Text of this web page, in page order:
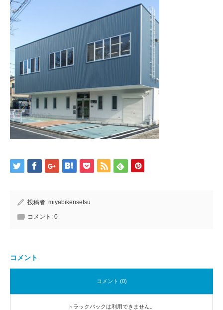
投稿者: miyabikensetsu
コメント: 0
コメント
コメント (0)
トラックバックは利用できません。